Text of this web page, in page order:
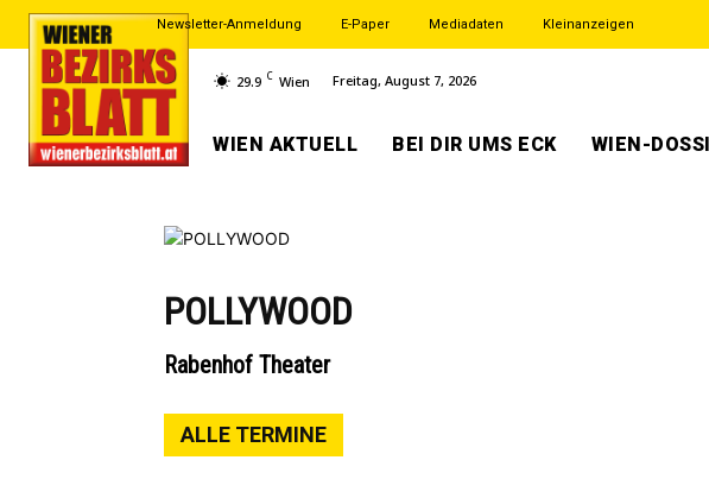
Newsletter-Anmeldung E-Paper Mediadaten Kleinanzeigen
29.9 C Wien Freitag, August 7, 2026
WIEN AKTUELL BEI DIR UMS ECK WIEN-
POLLYWOOD
Rabenhof Theater
ALLE TERMINE